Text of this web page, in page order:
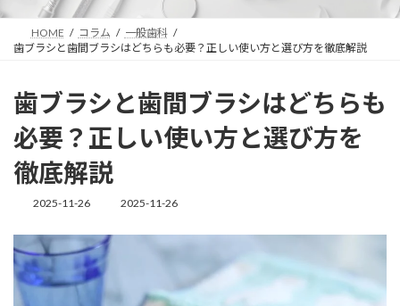
HOME コラム
一般歯科
歯ブラシと歯間ブラシはどちらも必要？正しい使い方と選び方を徹底解説
歯ブラシと歯間ブラシはどちらも
必要？正しい使い方と選び方を
徹底解説
2025-11-26
最
更
2025-11-26